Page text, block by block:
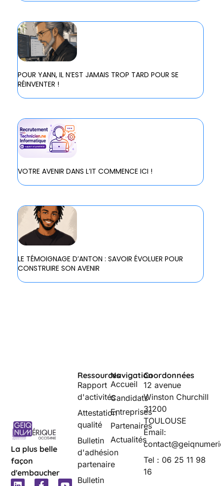
POUR YANN, IL N’EST JAMAIS TROP TARD POUR SE
RÉINVENTER !
VOTRE AVENIR DANS L’IT COMMENCE ICI !
LE TÉMOIGNAGE D’ANTON : SAVOIR ÉVOLUER POUR
CONSTRUIRE SON AVENIR
La plus belle
façon
d'embaucher
Navigation
Accueil
Candidats
Entreprises
Partenaires
Actualités
Ressources
Rapport
d'activités
Attestation
qualité
Bulletin
d'adhésion
partenaire
Bulletin
Coordonnées
12 avenue
Winston Churchill
31200
TOULOUSE
Email:
Tel : 06 25 11 98
16